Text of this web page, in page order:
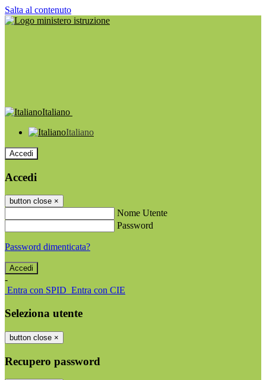
Salta al contenuto
Italiano
Italiano
Accedi
Accedi
button close ×
Nome Utente
Password
Password dimenticata?
-
Entra con SPID Entra con CIE
Seleziona utente
button close ×
Recupero password